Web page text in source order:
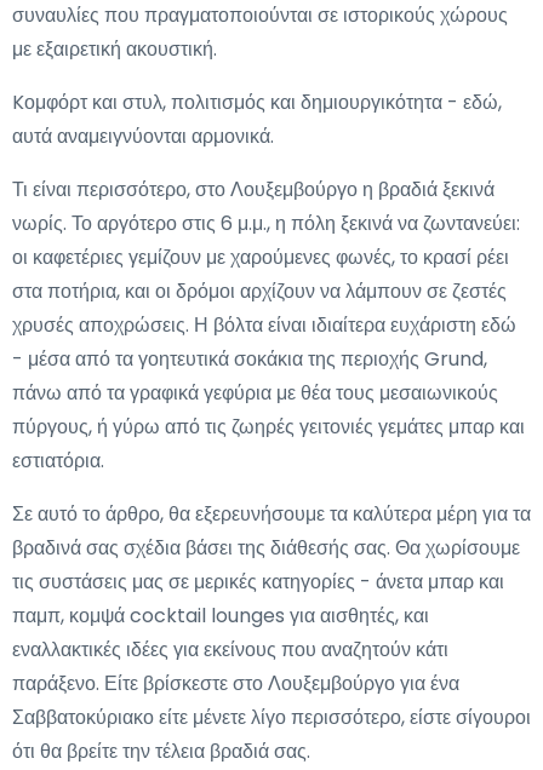
συναυλίες που πραγματοποιούνται σε ιστορικούς χώρους
με εξαιρετική ακουστική.
Kομφόρτ και στυλ, πολιτισμός και δημιουργικότητα - εδώ,
αυτά αναμειγνύονται αρμονικά.
Τι είναι περισσότερο, στο Λουξεμβούργο η βραδιά ξεκινά
νωρίς. Το αργότερο στις 6 μ.μ., η πόλη ξεκινά να ζωντανεύει:
οι καφετέριες γεμίζουν με χαρούμενες φωνές, το κρασί ρέει
στα ποτήρια, και οι δρόμοι αρχίζουν να λάμπουν σε ζεστές
χρυσές αποχρώσεις. Η βόλτα είναι ιδιαίτερα ευχάριστη εδώ
- μέσα από τα γοητευτικά σοκάκια της περιοχής Grund,
πάνω από τα γραφικά γεφύρια με θέα τους μεσαιωνικούς
πύργους, ή γύρω από τις ζωηρές γειτονιές γεμάτες μπαρ και
εστιατόρια.
Σε αυτό το άρθρο, θα εξερευνήσουμε τα καλύτερα μέρη για τα
βραδινά σας σχέδια βάσει της διάθεσής σας. Θα χωρίσουμε
τις συστάσεις μας σε μερικές κατηγορίες - άνετα μπαρ και
παμπ, κομψά cocktail lounges για αισθητές, και
εναλλακτικές ιδέες για εκείνους που αναζητούν κάτι
παράξενο. Είτε βρίσκεστε στο Λουξεμβούργο για ένα
Σαββατοκύριακο είτε μένετε λίγο περισσότερο, είστε σίγουροι
ότι θα βρείτε την τέλεια βραδιά σας.